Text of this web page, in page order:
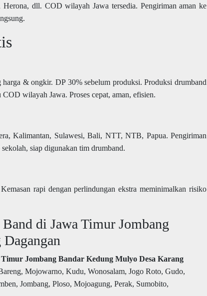
dll. COD wilayah Jawa tersedia. Pengiriman aman ke
& ongkir. DP 30% sebelum produksi. Produksi drumband
wilayah Jawa. Proses cepat, aman, efisien.
Kalimantan, Sulawesi, Bali, NTT, NTB, Papua. Pengiriman
siap digunakan tim drumband.
rapi dengan perlindungan ekstra meminimalkan risiko
di Jawa Timur Jombang
Jombang Bandar Kedung Mulyo Desa Karang
Mojowarno, Kudu, Wonosalam, Jogo Roto, Gudo,
Jombang, Ploso, Mojoagung, Perak, Sumobito,